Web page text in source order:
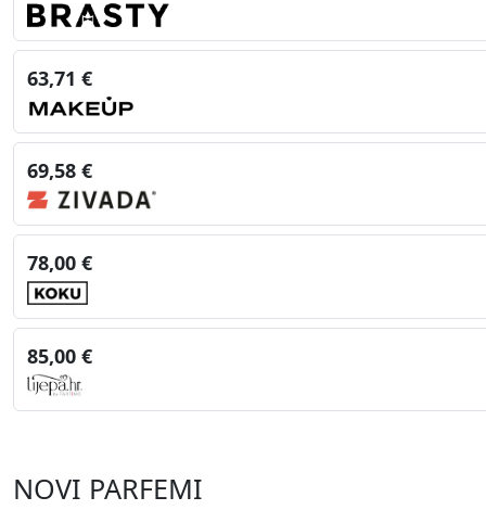
63,71 €
69,58 €
78,00 €
85,00 €
NOVI PARFEMI